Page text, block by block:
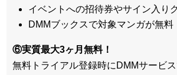
イベントへの招待券やサイン入り
DMMブックスで対象マンガが無料
⑥実質最大3ヶ月無料！
無料トライアル登録時にDMMサービ